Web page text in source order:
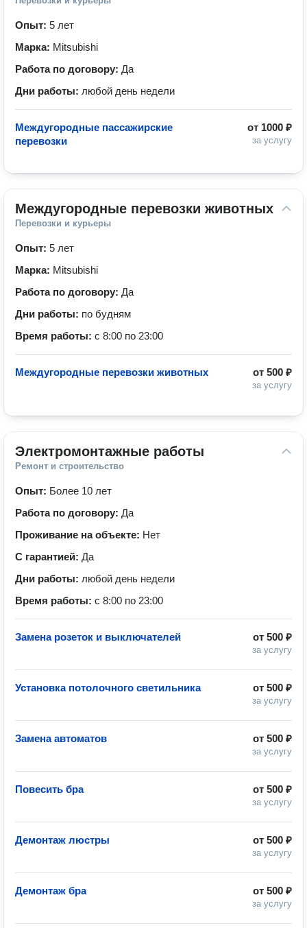
Опыт: 5 лет
Марка: Mitsubishi
Работа по договору: Да
Дни работы: любой день недели
от 1000 ₽
за услугу
Междугородные пассажирские
перевозки
Междугородные перевозки животных
Перевозки и курьеры
Опыт: 5 лет
Марка: Mitsubishi
Работа по договору: Да
Дни работы: по будням
Время работы: с 8:00 по 23:00
от 500 ₽
за услугу
Междугородные перевозки животных
Электромонтажные работы
Ремонт и строительство
Опыт: Более 10 лет
Работа по договору: Да
Проживание на объекте: Нет
С гарантией: Да
Дни работы: любой день недели
Время работы: с 8:00 по 23:00
от 500 ₽
за услугу
Замена розеток и выключателей
от 500 ₽
за услугу
Установка потолочного светильника
от 500 ₽
за услугу
Замена автоматов
от 500 ₽
за услугу
Повесить бра
от 500 ₽
за услугу
Демонтаж люстры
от 500 ₽
за услугу
Демонтаж бра